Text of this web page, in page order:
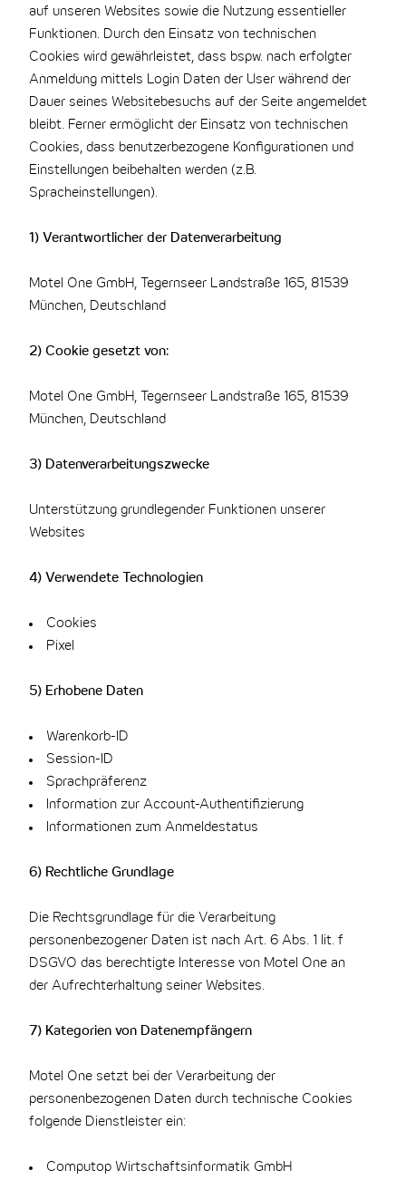
auf unseren Websites sowie die Nutzung essentieller
Funktionen. Durch den Einsatz von technischen
Cookies wird gewährleistet, dass bspw. nach erfolgter
Anmeldung mittels Login Daten der User während der
Dauer seines Websitebesuchs auf der Seite angemeldet
bleibt. Ferner ermöglicht der Einsatz von technischen
Cookies, dass benutzerbezogene Konfigurationen und
Einstellungen beibehalten werden (z.B.
Spracheinstellungen).
1) Verantwortlicher der Datenverarbeitung
Motel One GmbH, Tegernseer Landstraße 165, 81539
München, Deutschland
2) Cookie gesetzt von:
Motel One GmbH, Tegernseer Landstraße 165, 81539
München, Deutschland
3) Datenverarbeitungszwecke
Unterstützung grundlegender Funktionen unserer
Websites
4) Verwendete Technologien
Cookies
Pixel
5) Erhobene Daten
Warenkorb-ID
Session-ID
Sprachpräferenz
Information zur Account-Authentifizierung
Informationen zum Anmeldestatus
6) Rechtliche Grundlage
Die Rechtsgrundlage für die Verarbeitung
personenbezogener Daten ist nach Art. 6 Abs. 1 lit. f
DSGVO das berechtigte Interesse von Motel One an
der Aufrechterhaltung seiner Websites.
7) Kategorien von Datenempfängern
Motel One setzt bei der Verarbeitung der
personenbezogenen Daten durch technische Cookies
folgende Dienstleister ein:
Computop Wirtschaftsinformatik GmbH